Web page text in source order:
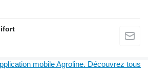
mobile Agroline. Découvrez tous